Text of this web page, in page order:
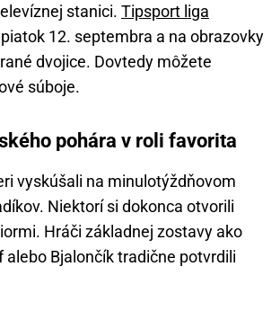
stanici. Tipsport liga
12. septembra a na obrazovky
dvojice. Dovtedy môžete
súboje.
pohára v roli favorita
vyskúšali na minulotýždňovom
Niektorí si dokonca otvorili
Hráči základnej zostavy ako
alebo Bjalončík tradične potvrdili